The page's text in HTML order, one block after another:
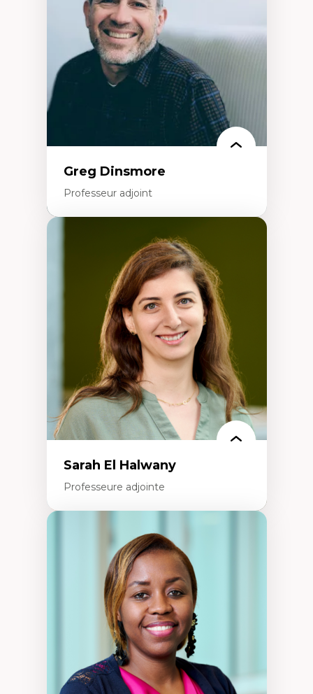
Littératie et didactique du français
Éducation inclusive
Formation à l’enseignement en contexte
francophone minoritaire
Identité linguistique et culturelle
Recherche-action et approches
participatives
Leadership éducatif et pratiques réflexives
Éducation durable et bien-être en
Greg Dinsmore
Professeur adjoint
Fragmentation des auditoires médiatiques
Analyse multi-plateforme des auditoires
médiatiques
Analyse des comportements numériques à
travers les données massives et l’IA
Recherche quantitative et qualitative sur
les auditoires médiatiques
Épistémologie des techniques de recherche
numérique et l’IA
Théorie des droits de la personne
La pensée politique d’Hannah Arendt
La pensée politique à l’ère numérique
Justice internationale et normes
internationales
Sarah El Halwany
Professeure adjointe
Les apports pédagogiques des théories de
l'affect, du posthumanisme, du féminisme
dans l'éducation aux sciences
L'apprentissage des sciences/STIM dans une
perspective socioécologique de care
L’insertion professionnelle des
enseignant.e.s